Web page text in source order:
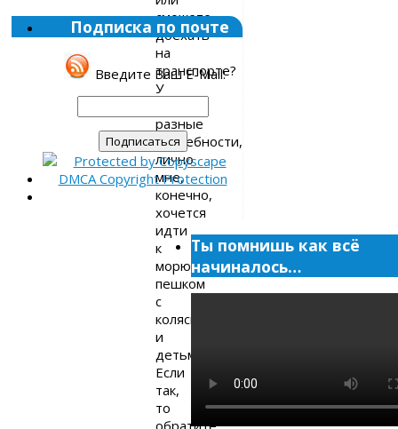
сможете
доехать
на
транспорте?
У
разные
потребности,
лично
мне,
конечно,
хочется
идти
к
морю
пешком
с
коляской
и
детьми.
Если
так,
то
обратите
Подписка по почте
Введите Ваш E-Mail:
Ты помнишь как всё
начиналось…